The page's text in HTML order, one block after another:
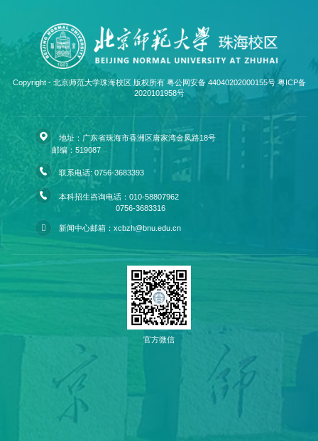
Copyright - 北京师范大学珠海校区 版权所有 粤公网安备 44040202000155号 粤ICP备
2020101958号
地址：广东省珠海市香洲区唐家湾金凤路18号
邮编：519087
联系电话: 0756-3683393
本科招生咨询电话：010-58807962
0756-3683316
新闻中心邮箱：xcbzh@bnu.edu.cn
官方微信